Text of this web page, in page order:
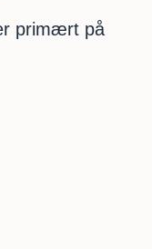
primært på